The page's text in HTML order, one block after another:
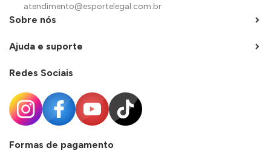
atendimento@esportelegal.com.br
Sobre nós
Ajuda e suporte
Redes Sociais
Formas de pagamento